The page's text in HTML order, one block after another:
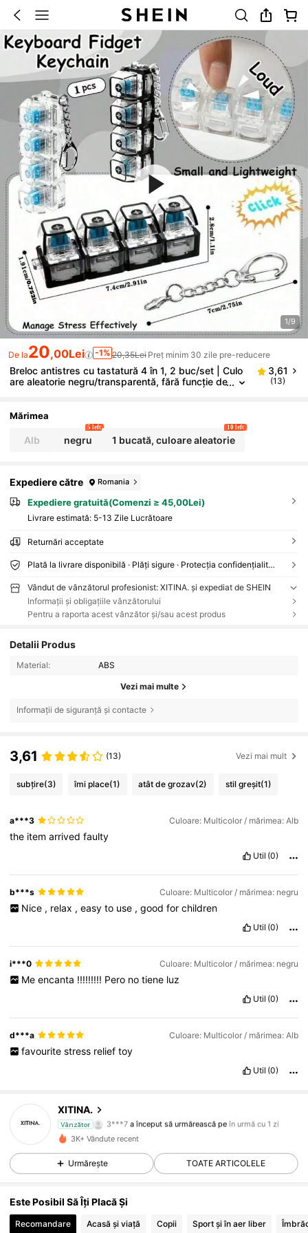
1/9
De la20,00Lei -1% 20,35Lei Preț minim 30 zile pre-reducere
Breloc antistres cu tastatură 4 în 1, 2 buc/set | Culo
are aleatorie negru/transparentă, fără funcție de
aluminiu și aliaj de zinc
3,61
(13)
Mărimea
Alb negru
5 left
1 bucată, culoare aleatorie
10 left
Expediere către Romania
Expediere gratuită(Comenzi ≥ 45,00Lei)
Livrare estimată: 5-13 Zile Lucrătoare
Returnări acceptate
Plată la livrare disponibilă · Plăți sigure · Protecția confidențialității
Vândut de vânzătorul profesionist: XITINA. și expediat de SHEIN
Informații și obligațiile vânzătorului
Pentru a raporta acest vânzător și/sau acest produs
Detalii Produs
Material: ABS
Vezi mai multe
Informații de siguranță și contacte
3,61 (13) Vezi mai mult
subțire(3) îmi place(1) atât de grozav(2) stil greșit(1)
a***3 Culoare: Multicolor / mărimea: Alb
the itemarrivedfaulty
Util (0)
b***s Culoare: Multicolor / mărimea: negru
Nice , relax , easy to use , good for children
Util (0)
i***0 Culoare: Multicolor / mărimea: negru
Me encanta !!!!!!!!! Pero no tiene luz
Util (0)
d***a Culoare: Multicolor / mărimea: Alb
favourite stress relief toy
Util (0)
XITINA.
Vânzător
3***7 a început să urmărească pe în urmă cu 1 zi
4,38
20 Urmăritori
3K+ Vândute recent
Urmărește TOATE ARTICOLELE
Este Posibil Să Îți Placă Și
Recomandare Acasă și viață Copii Sport și în aer liber